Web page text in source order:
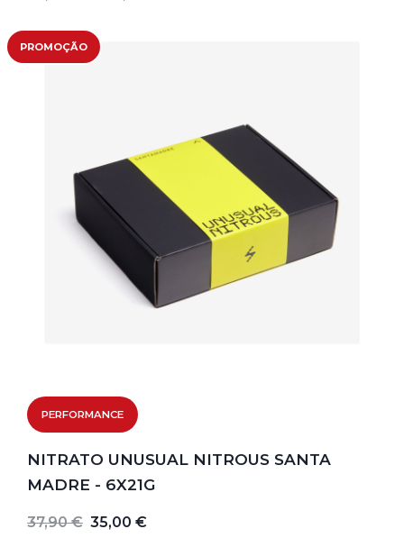
PROMOÇÃO
PERFORMANCE
NITRATO UNUSUAL NITROUS SANTA
MADRE - 6X21G
37,90 € 35,00 €